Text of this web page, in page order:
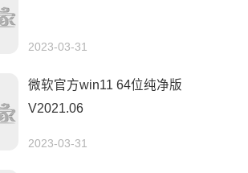
2023-03-31
微软官方win11 64位纯净版
V2021.06
2023-03-31